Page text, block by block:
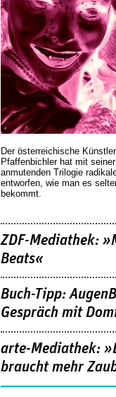
Der österreichische
Pfaffenbichler hat mit
anmutenden Trilogie
entworfen, wie man es
bekommt.
ZDF-Mediathek:
Beats«
Buch-Tipp:
Gespräch mit
arte-Mediathek:
braucht mehr